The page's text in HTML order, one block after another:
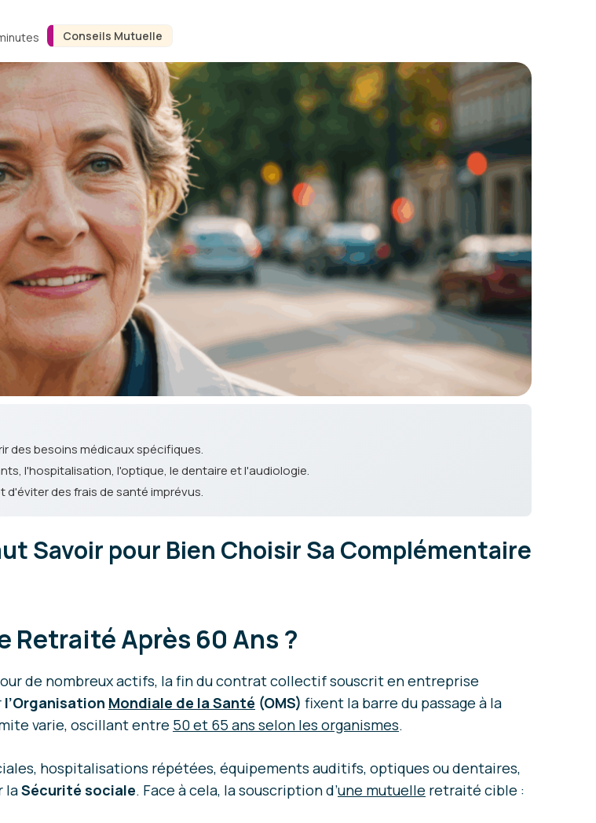
Conseils Mutuelle
des besoins médicaux spécifiques.
l'hospitalisation, l'optique, le dentaire et l'audiologie.
des frais de santé imprévus.
Savoir pour Bien Choisir Sa Complémentaire
Retraité Après 60 Ans ?
de nombreux actifs, la fin du contrat collectif souscrit en entreprise
l’Organisation Mondiale de la Santé (OMS) fixent la barre du passage à la
varie, oscillant entre 50 et 65 ans selon les organismes.
hospitalisations répétées, équipements auditifs, optiques ou dentaires,
laSécurité sociale. Face à cela, la souscription d’une mutuelle retraité cible :